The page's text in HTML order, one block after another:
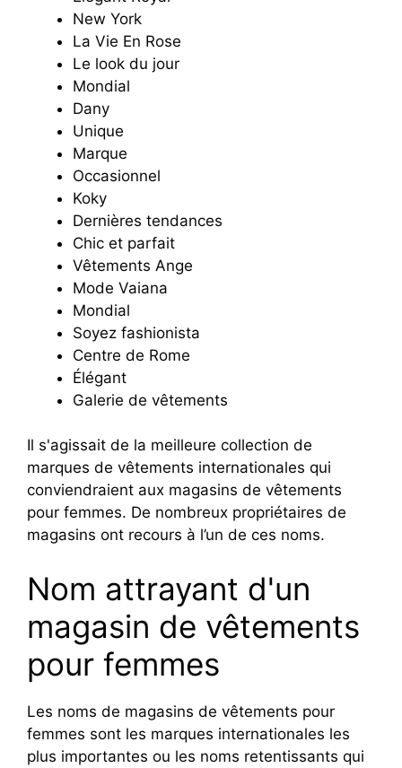
New York
La Vie En Rose
Le look du jour
Mondial
Dany
Unique
Marque
Occasionnel
Koky
Dernières tendances
Chic et parfait
Vêtements Ange
Mode Vaiana
Mondial
Soyez fashionista
Centre de Rome
Élégant
Galerie de vêtements
Il s'agissait de la meilleure collection de
marques de vêtements internationales qui
conviendraient aux magasins de vêtements
pour femmes. De nombreux propriétaires de
magasins ont recours à l’un de ces noms.
Nom attrayant d'un
magasin de vêtements
pour femmes
Les noms de magasins de vêtements pour
femmes sont les marques internationales les
plus importantes ou les noms retentissants qui